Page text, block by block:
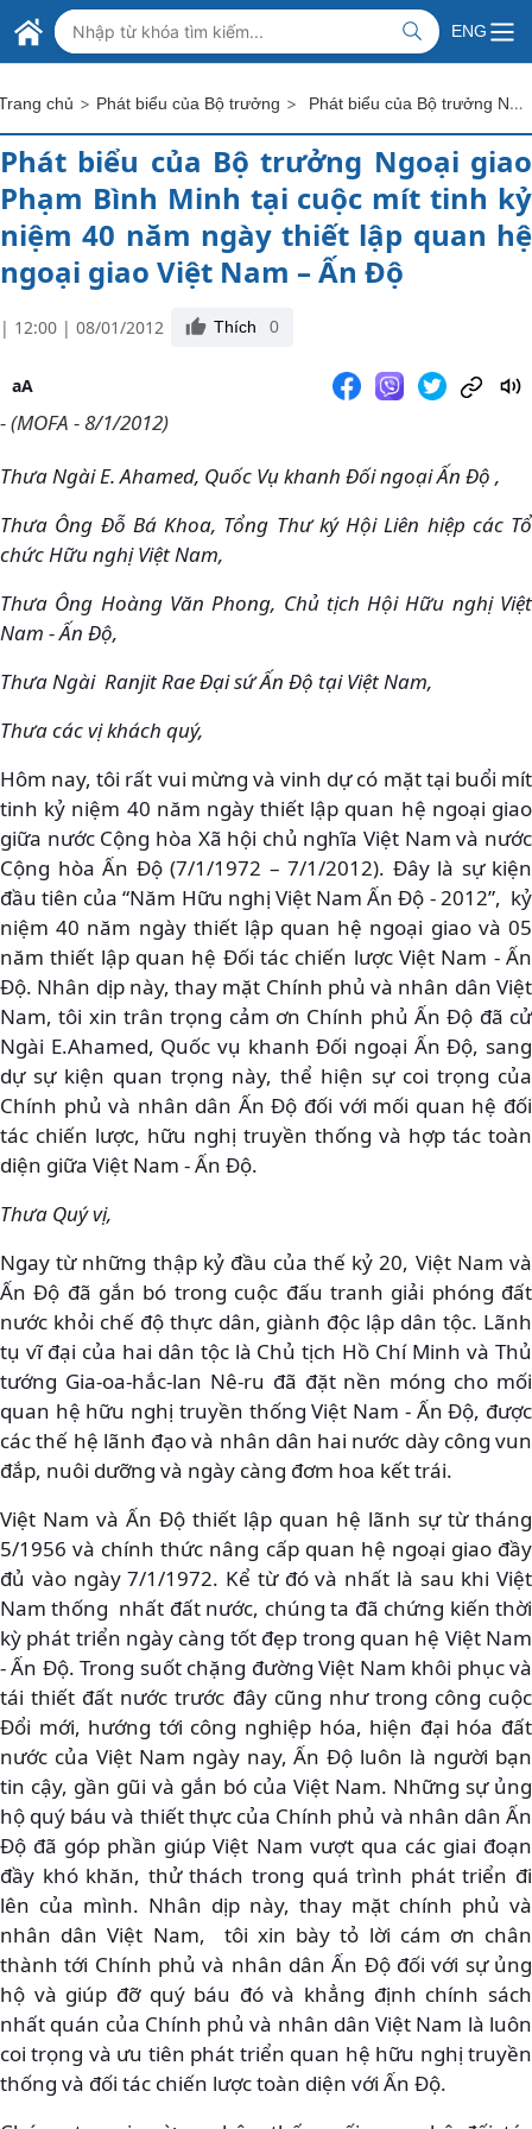
Skip to Main Content
BỘ NGOẠI GIAO VIỆT NAM
MINISTRY OF FOREIGN AFFAIRS
ENG
chủ > Phát biểu của Bộ trưởng > Phát biểu của Bộ trưởng Ngoại giao Phạm Bình Minh tại cuộc mít tinh kỷ niệm 40 năm ngày thiết lập quan hệ ngoại giao Việt Nam – Ấn Độ
Phát biểu của Bộ trưởng Ngoại giao
Phạm Bình Minh tại cuộc mít tinh kỷ
niệm 40 năm ngày thiết lập quan hệ
ngoại giao Việt Nam – Ấn Độ
| 12:00 | 08/01/2012 Thích 0
aA
- (MOFA - 8/1/2012)
Thưa Ngài E. Ahamed, Quốc Vụ khanh Đối ngoại Ấn Độ ,
Thưa Ông Đỗ Bá Khoa, Tổng Thư ký Hội Liên hiệp các Tổ
chức Hữu nghị Việt Nam,
Thưa Ông Hoàng Văn Phong, Chủ tịch Hội Hữu nghị Việt
Nam - Ấn Độ,
Thưa Ngài Ranjit Rae Đại sứ Ấn Độ tại Việt Nam,
Thưa các vị khách quý,
Hôm nay, tôi rất vui mừng và vinh dự có mặt tại buổi mít
tinh kỷ niệm 40 năm ngày thiết lập quan hệ ngoại giao
giữa nước Cộng hòa Xã hội chủ nghĩa Việt Nam và nước
Cộng hòa Ấn Độ (7/1/1972 – 7/1/2012). Đây là sự kiện
đầu tiên của “Năm Hữu nghị Việt Nam Ấn Độ - 2012”, kỷ
niệm 40 năm ngày thiết lập quan hệ ngoại giao và 05
năm thiết lập quan hệ Đối tác chiến lược Việt Nam - Ấn
Độ. Nhân dịp này, thay mặt Chính phủ và nhân dân Việt
Nam, tôi xin trân trọng cảm ơn Chính phủ Ấn Độ đã cử
Ngài E.Ahamed, Quốc vụ khanh Đối ngoại Ấn Độ, sang
dự sự kiện quan trọng này, thể hiện sự coi trọng của
Chính phủ và nhân dân Ấn Độ đối với mối quan hệ đối
tác chiến lược, hữu nghị truyền thống và hợp tác toàn
diện giữa Việt Nam - Ấn Độ.
Thưa Quý vị,
Ngay từ những thập kỷ đầu của thế kỷ 20, Việt Nam và
Ấn Độ đã gắn bó trong cuộc đấu tranh giải phóng đất
nước khỏi chế độ thực dân, giành độc lập dân tộc. Lãnh
tụ vĩ đại của hai dân tộc là Chủ tịch Hồ Chí Minh và Thủ
tướng Gia-oa-hắc-lan Nê-ru đã đặt nền móng cho mối
quan hệ hữu nghị truyền thống Việt Nam - Ấn Độ, được
các thế hệ lãnh đạo và nhân dân hai nước dày công vun
đắp, nuôi dưỡng và ngày càng đơm hoa kết trái.
Việt Nam và Ấn Độ thiết lập quan hệ lãnh sự từ tháng
5/1956 và chính thức nâng cấp quan hệ ngoại giao đầy
đủ vào ngày 7/1/1972. Kể từ đó và nhất là sau khi Việt
Nam thống nhất đất nước, chúng ta đã chứng kiến thời
kỳ phát triển ngày càng tốt đẹp trong quan hệ Việt Nam
- Ấn Độ. Trong suốt chặng đường Việt Nam khôi phục và
tái thiết đất nước trước đây cũng như trong công cuộc
Đổi mới, hướng tới công nghiệp hóa, hiện đại hóa đất
nước của Việt Nam ngày nay, Ấn Độ luôn là người bạn
tin cậy, gần gũi và gắn bó của Việt Nam. Những sự ủng
hộ quý báu và thiết thực của Chính phủ và nhân dân Ấn
Độ đã góp phần giúp Việt Nam vượt qua các giai đoạn
đầy khó khăn, thử thách trong quá trình phát triển đi
lên của mình. Nhân dịp này, thay mặt chính phủ và
nhân dân Việt Nam, tôi xin bày tỏ lời cám ơn chân
thành tới Chính phủ và nhân dân Ấn Độ đối với sự ủng
hộ và giúp đỡ quý báu đó và khẳng định chính sách
nhất quán của Chính phủ và nhân dân Việt Nam là luôn
coi trọng và ưu tiên phát triển quan hệ hữu nghị truyền
thống và đối tác chiến lược toàn diện với Ấn Độ.